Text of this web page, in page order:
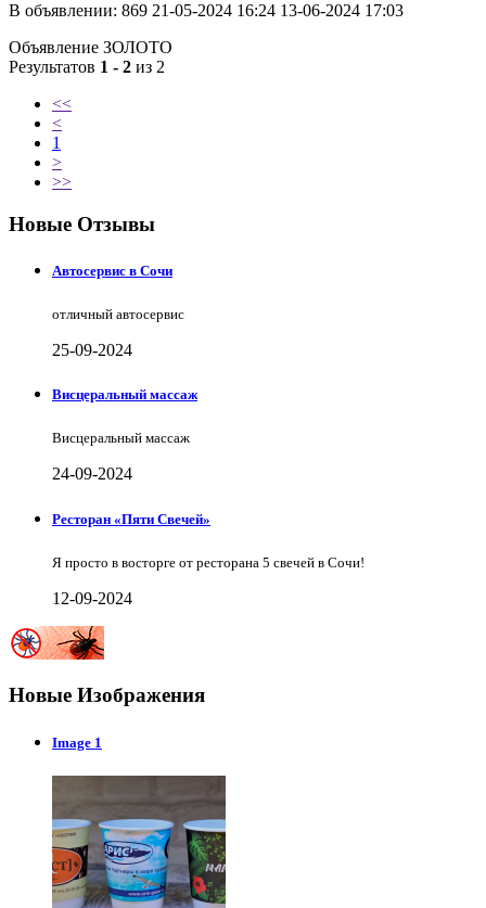
В объявлении: 869 21-05-2024 16:24 13-06-2024 17:03
Объявление ЗОЛОТО
Результатов 1 - 2 из 2
<<
<
1
>
>>
Новые Отзывы
Автосервис в Сочи
отличный автосервис
25-09-2024
Висцеральный массаж
Висцеральный массаж
24-09-2024
Ресторан «Пяти Свечей»
Я просто в восторге от ресторана 5 свечей в Сочи!
12-09-2024
Новые Изображения
Image 1